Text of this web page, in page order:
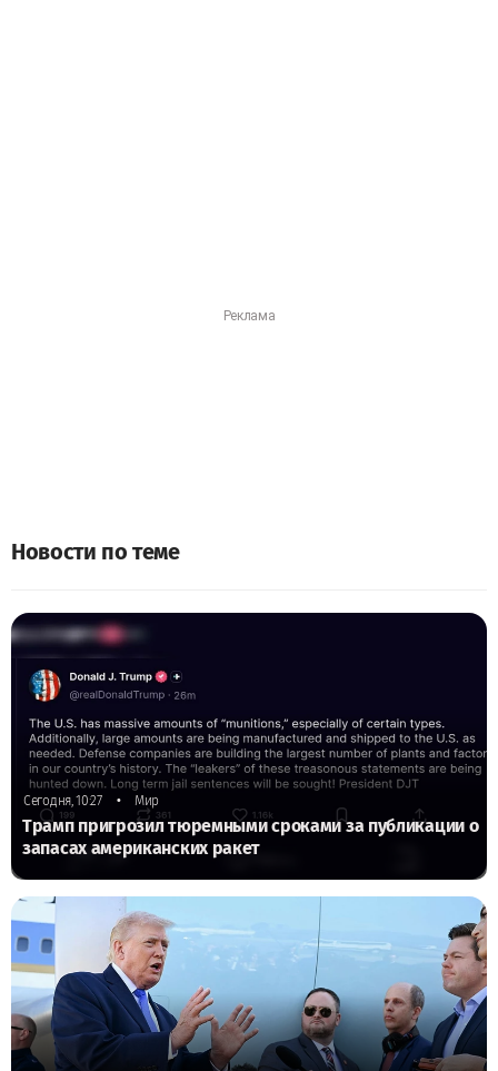
Новости по теме
Сегодня, 10:27 • Мир
Трамп пригрозил тюремными сроками за публикации о
запасах американских ракет